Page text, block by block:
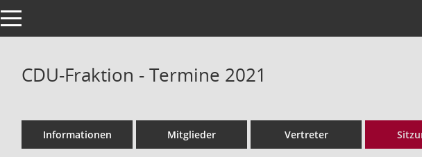
Toggle navigation
CDU-Fraktion - Termine 2021
Informationen Mitglieder Vertreter